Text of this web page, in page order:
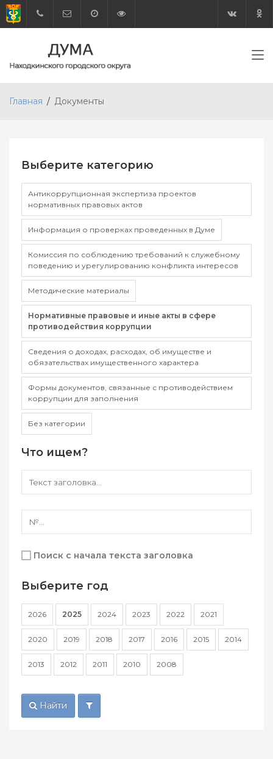
Главная Документы
Выберите категорию
Антикоррупционная экспертиза проектов
нормативных правовых актов
Информация о проверках проведенных в Думе
Комиссия по соблюдению требований к служебному
поведению и урегулированию конфликта интересов
Методические материалы
Нормативные правовые и иные акты в сфере
противодействия коррупции
Сведения о доходах, расходах, об имуществе и
обязательствах имущественного характера
Формы документов, связанные с противодействием
коррупции для заполнения
Без категории
Что ищем?
Поиск с начала текста заголовка
Выберите год
2026 2025 2024 2023 2022 2021
2020 2019 2018 2017 2016 2015 2014
2013 2012 2011 2010 2008
Найти